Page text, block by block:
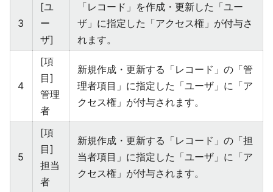
3
[ユ
ー
ザ]
「レコード」を作成・更新した「ユー
ザ」に指定した「アクセス権」が付与さ
れます。
4
[項
目]
管理
者
新規作成・更新する「レコード」の「管
理者項目」に指定した「ユーザ」に「ア
クセス権」が付与されます。
5
[項
目]
担当
者
新規作成・更新する「レコード」の「担
当者項目」に指定した「ユーザ」に「ア
クセス権」が付与されます。